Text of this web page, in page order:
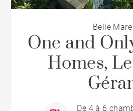
Belle Mare
One and
Homes,
De 4 à 6